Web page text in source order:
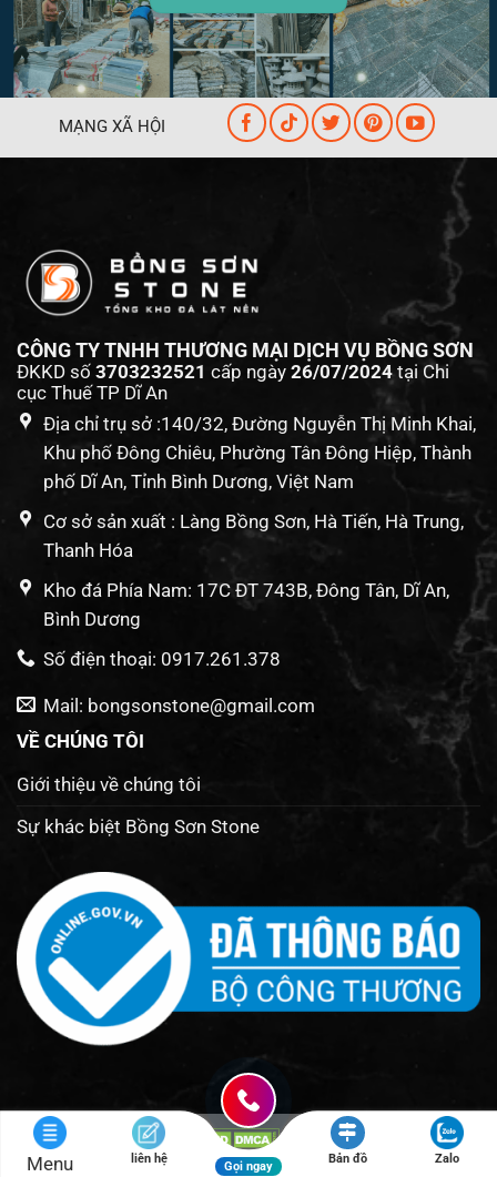
MẠNG XÃ HỘI
CÔNG TY TNHH THƯƠNG MẠI DỊCH VỤ BỒNG SƠN
ĐKKD số 3703232521 cấp ngày 26/07/2024tại Chi
cục Thuế TP Dĩ An
Địa chỉ trụ sở :140/32, Đường Nguyễn Thị Minh Khai,
Khu phố Đông Chiêu, Phường Tân Đông Hiệp, Thành
phố Dĩ An, Tỉnh Bình Dương, Việt Nam
Cơ sở sản xuất : Làng Bồng Sơn, Hà Tiến, Hà Trung,
Thanh Hóa
Kho đá Phía Nam: 17C ĐT 743B, Đông Tân, Dĩ An,
Bình Dương
Số điện thoại: 0917.261.378
Mail: bongsonstone@gmail.com
VỀ CHÚNG TÔI
Giới thiệu về chúng tôi
Sự khác biệt Bồng Sơn Stone
Thiết kế 2026 © . Thiết kế bởi :
Đông Nam
Infotech
Game Minecraft PE
Menu liên hệ
Gọi ngay
Bản đồ Zalo